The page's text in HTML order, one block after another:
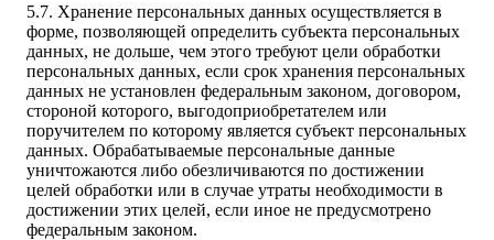
5.7. Хранение персональных данных осуществляется в
форме, позволяющей определить субъекта персональных
данных, не дольше, чем этого требуют цели обработки
персональных данных, если срок хранения персональных
данных не установлен федеральным законом, договором,
стороной которого, выгодоприобретателем или
поручителем по которому является субъект персональных
данных. Обрабатываемые персональные данные
уничтожаются либо обезличиваются по достижении
целей обработки или в случае утраты необходимости в
достижении этих целей, если иное не предусмотрено
федеральным законом.